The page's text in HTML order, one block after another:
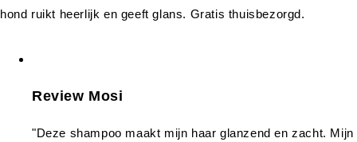
Review Mosi
"Deze shampoo maakt mijn haar glanzend en zacht. Mijn